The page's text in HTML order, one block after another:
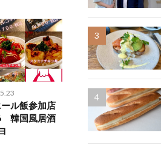
ル飯参加店
韓国風居酒